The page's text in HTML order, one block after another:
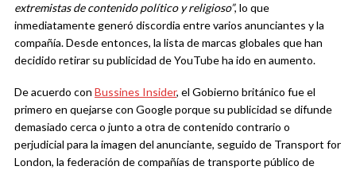
extremistas de contenido político y religioso”, lo que
inmediatamente generó discordia entre varios anunciantes y la
compañía. Desde entonces, la lista de marcas globales que han
decidido retirar su publicidad de YouTube ha ido en aumento.
De acuerdo con Bussines Insider, el Gobierno británico fue el
primero en quejarse con Google porque su publicidad se difunde
demasiado cerca o junto a otra de contenido contrario o
perjudicial para la imagen del anunciante, seguido de Transport for
London, la federación de compañías de transporte público de